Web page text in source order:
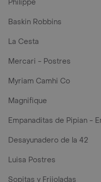
Philippe
Baskin Robbins
La Cesta
Mercari - Postres
Myriam Camhi Co
Magnifique
Empanaditas de Pipian -
Desayunadero de la 42
Luisa Postres
Sopitas y Frijoladas